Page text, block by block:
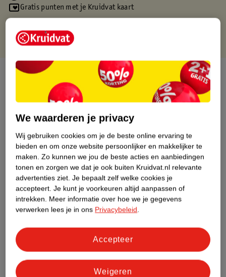
Gratis punten met je Kruidvat kaart
Over dit product
Productinformatie
Nature Impact Score
Dit product heeft (nog) geen Nature
Impact Score.
Meer informatie
Bestel & Bezorginformatie
Bekijk ook
We waarderen je privacy
Wij gebruiken cookies om je de beste online ervaring te
bieden en om onze website persoonlijker en makkelijker te
maken. Zo kunnen we jou de beste acties en aanbiedingen
tonen en zorgen we dat je ook buiten Kruidvat.nl relevante
advertenties ziet. Je bepaalt zelf welke cookies je
accepteert. Je kunt je voorkeuren altijd aanpassen of
intrekken. Meer informatie over hoe we je gegevens
verwerken lees je in ons Privacybeleid.
Weigeren
Accepteer